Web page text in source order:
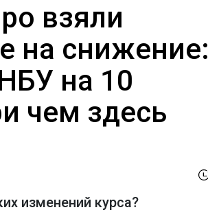
взяли
на снижение:
на 10
чем здесь
изменений курса?